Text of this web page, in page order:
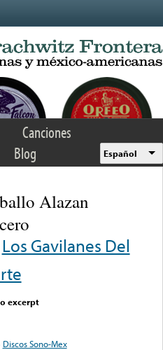
Canciones
Blog Español
Alazan
Los Gavilanes Del
excerpt
Discos Sono-Mex